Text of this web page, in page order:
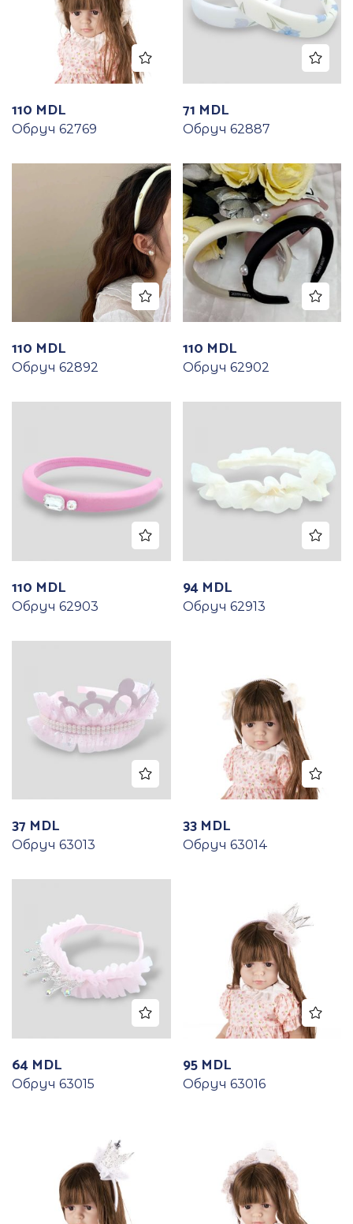
110 MDL
Обруч 62769
71 MDL
Обруч 62887
110 MDL
Обруч 62892
110 MDL
Обруч 62902
110 MDL
Обруч 62903
94 MDL
Обруч 62913
37 MDL
Обруч 63013
33 MDL
Обруч 63014
64 MDL
Обруч 63015
95 MDL
Обруч 63016